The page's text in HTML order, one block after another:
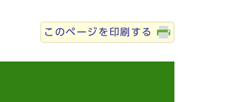
このページを印刷する